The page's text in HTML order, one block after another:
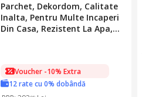
Parchet, Dekordom, Calitate
Inalta, Pentru Multe Incaperi
Din Casa, Rezistent La Apa,
Pardoseala, 2.5 x 2 m, Gri
Voucher -10% Extra
12 rate cu 0% dobândă